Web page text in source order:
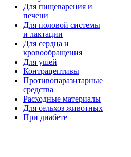
Для пищеварения и
печени
Для половой системы
и лактации
Для сердца и
кровообращения
Для ушей
Контрацептивы
Противопаразитарные
средства
Расходные материалы
Для сельхоз животных
При диабете